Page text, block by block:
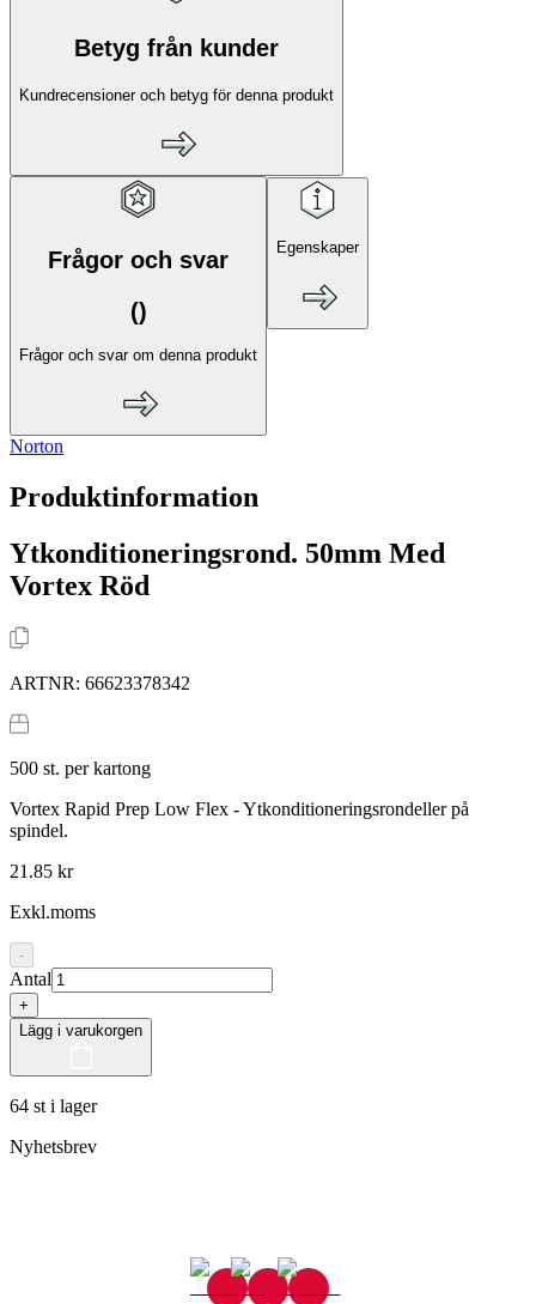
Betyg från kunder
Kundrecensioner och betyg för denna produkt
Frågor och svar
()
Frågor och svar om denna produkt
Egenskaper
Norton
Produktinformation
Ytkonditioneringsrond. 50mm Med
Vortex Röd
ARTNR: 66623378342
500 st. per kartong
Vortex Rapid Prep Low Flex - Ytkonditioneringsrondeller på
spindel.
21.85 kr
Exkl.moms
-
Antal
+
Lägg i varukorgen
64 st i lager
Nyhetsbrev